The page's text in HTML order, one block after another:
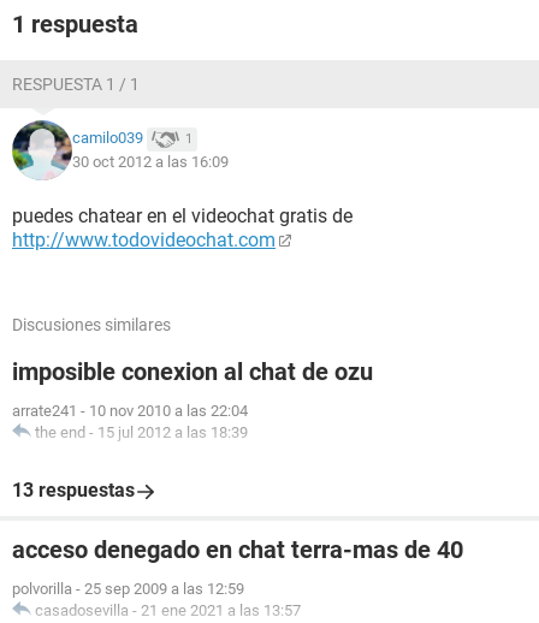
1 respuesta
RESPUESTA 1 / 1
camilo039 1
30 oct 2012 a las 16:09
puedes chatear en el videochat gratis de
http://www.todovideochat.com
Discusiones similares
imposible conexion al chat de ozu
arrate241 - 10 nov 2010 a las 22:04
the end - 15 jul 2012 a las 18:39
13 respuestas
acceso denegado en chat terra-mas de 40
polvorilla - 25 sep 2009 a las 12:59
casadosevilla - 21 ene 2021 a las 13:57